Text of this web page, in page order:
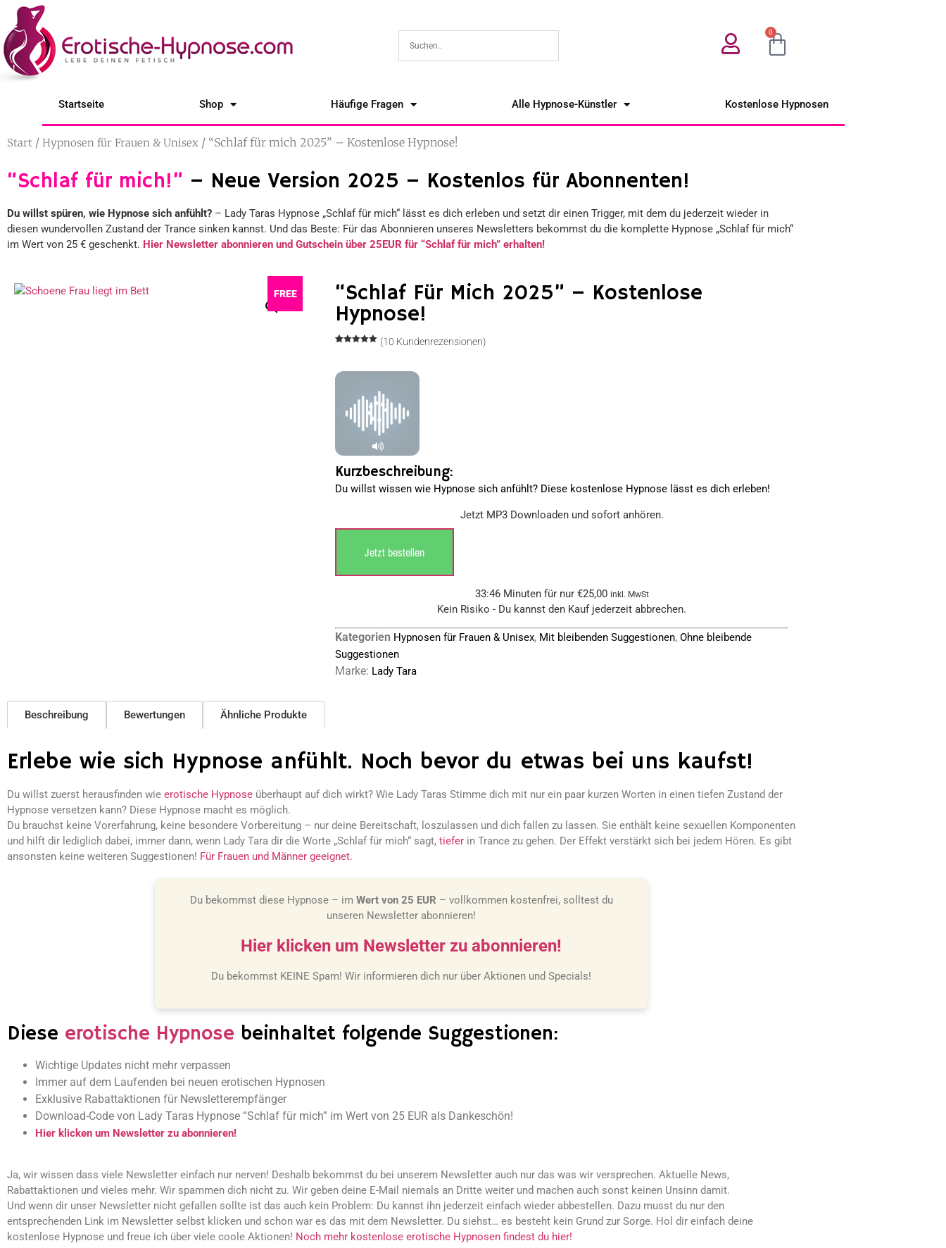
0
Startseite Shop Häufige Fragen Alle Hypnose-Künstler Kostenlose Hypnosen
Start / Hypnosen für Frauen & Unisex / “Schlaf für mich 2025” – Kostenlose Hypnose!
“Schlaf für mich!” – Neue Version 2025 – Kostenlos für Abonnenten!
Du willst spüren, wie Hypnose sich anfühlt? – Lady Taras Hypnose „Schlaf für mich“ lässt es dich erleben und setzt dir einen Trigger, mit dem du jederzeit wieder in
diesen wundervollen Zustand der Trance sinken kannst. Und das Beste: Für das Abonnieren unseres Newsletters bekommst du die komplette Hypnose „Schlaf für mich“
im Wert von 25 € geschenkt. Hier Newsletter abonnieren und Gutschein über 25EUR für “Schlaf für mich” erhalten!
FREE
“Schlaf Für Mich 2025” – Kostenlose
Hypnose!
basierend
auf
(10 Kundenrezensionen)
Kurzbeschreibung:
Du willst wissen wie Hypnose sich anfühlt? Diese kostenlose Hypnose lässt es dich erleben!
Jetzt MP3 Downloaden und sofort anhören.
Jetzt bestellen
33:46 Minuten für nur €25,00 inkl. MwSt
Kein Risiko - Du kannst den Kauf jederzeit abbrechen.
Kategorien Hypnosen für Frauen & Unisex, Mit bleibenden Suggestionen, Ohne bleibende
Suggestionen
Marke: Lady Tara
Beschreibung Bewertungen Ähnliche Produkte
Erlebe wie sich Hypnose anfühlt. Noch bevor du etwas bei uns kaufst!
Du willst zuerst herausfinden wie erotische Hypnose überhaupt auf dich wirkt? Wie Lady Taras Stimme dich mit nur ein paar kurzen Worten in einen tiefen Zustand der
Hypnose versetzen kann? Diese Hypnose macht es möglich.
Du brauchst keine Vorerfahrung, keine besondere Vorbereitung – nur deine Bereitschaft, loszulassen und dich fallen zu lassen. Sie enthält keine sexuellen Komponenten
und hilft dir lediglich dabei, immer dann, wenn Lady Tara dir die Worte „Schlaf für mich“ sagt, tiefer in Trance zu gehen. Der Effekt verstärkt sich bei jedem Hören. Es gibt
ansonsten keine weiteren Suggestionen! Für Frauen und Männer geeignet.
Du bekommst diese Hypnose – im Wert von 25 EUR – vollkommen kostenfrei, solltest du
unseren Newsletter abonnieren!
Hier klicken um Newsletter zu abonnieren!
Du bekommst KEINE Spam! Wir informieren dich nur über Aktionen und Specials!
Diese erotische Hypnose beinhaltet folgende Suggestionen:
Wichtige Updates nicht mehr verpassen
Immer auf dem Laufenden bei neuen erotischen Hypnosen
Exklusive Rabattaktionen für Newsletterempfänger
Download-Code von Lady Taras Hypnose “Schlaf für mich” im Wert von 25 EUR als Dankeschön!
Hier klicken um Newsletter zu abonnieren!
Ja, wir wissen dass viele Newsletter einfach nur nerven! Deshalb bekommst du bei unserem Newsletter auch nur das was wir versprechen. Aktuelle News,
Rabattaktionen und vieles mehr. Wir spammen dich nicht zu. Wir geben deine E-Mail niemals an Dritte weiter und machen auch sonst keinen Unsinn damit.
Und wenn dir unser Newsletter nicht gefallen sollte ist das auch kein Problem: Du kannst ihn jederzeit einfach wieder abbestellen. Dazu musst du nur den
entsprechenden Link im Newsletter selbst klicken und schon war es das mit dem Newsletter. Du siehst… es besteht kein Grund zur Sorge. Hol dir einfach deine
kostenlose Hypnose und freue ich über viele coole Aktionen! Noch mehr kostenlose erotische Hypnosen findest du hier!